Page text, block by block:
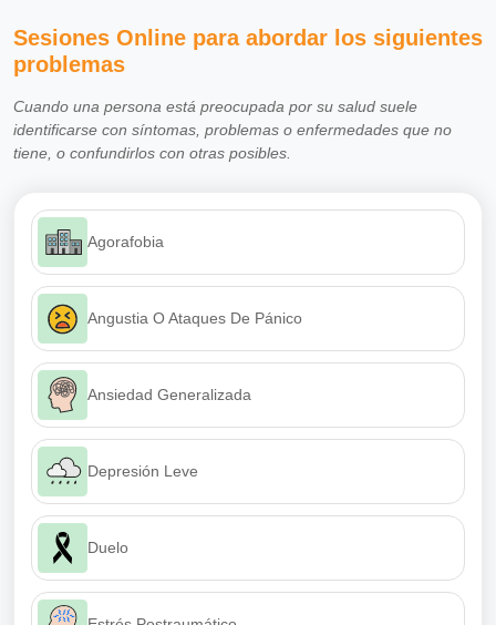
Sesiones Online para abordar los siguientes
problemas
Cuando una persona está preocupada por su salud suele
identificarse con síntomas, problemas o enfermedades que no
tiene, o confundirlos con otras posibles.
Agorafobia
Angustia O Ataques De Pánico
Ansiedad Generalizada
Depresión Leve
Duelo